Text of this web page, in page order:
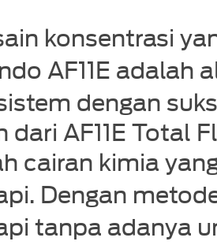
konsentrasi
AF11E
dengan
dari AF11E Total
cairan kimia
Dengan
tanpa adanya